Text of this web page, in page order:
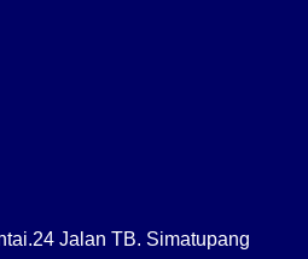
Jalan TB. Simatupang